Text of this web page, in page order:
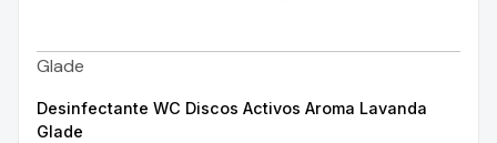
Glade
Desinfectante WC Discos Activos Aroma Lavanda
Glade